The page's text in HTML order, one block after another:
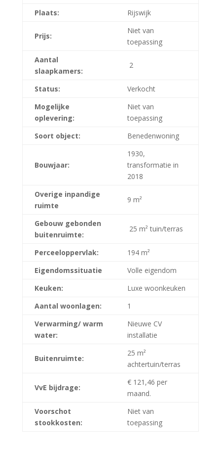
Plaats:
Rijswijk
Prijs:
Niet van
toepassing
Aantal
slaapkamers:
2
Status:
Verkocht
Mogelijke
oplevering:
Niet van
toepassing
Soort object:
Benedenwoning
Bouwjaar:
1930,
transformatie in
2018
Overige inpandige
ruimte
9 m²
Gebouw gebonden
buitenruimte:
25 m² tuin/terras
Perceeloppervlak:
194 m²
Eigendomssituatie
Volle eigendom
Keuken:
Luxe woonkeuken
Aantal woonlagen:
1
Verwarming/ warm
water:
Nieuwe CV
installatie
Buitenruimte:
25 m²
achtertuin/terras
VvE bijdrage:
€ 121,46 per
maand.
Voorschot
stookkosten:
Niet van
toepassing